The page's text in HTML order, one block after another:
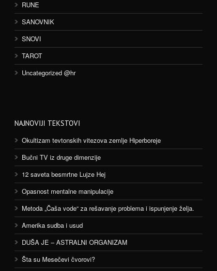
RUNE
SANOVNIK
SNOVI
TAROT
Uncategorized @hr
NAJNOVIJI TEKSTOVI
Okultizam tevtonskih vitezova zemlje Hiperboreje
Bučni TV iz druge dimenzije
12 saveta besmrtne Lujze Hej
Opasnost mentalne manipulacije
Metoda „Čaša vode“ za rešavanje problema i ispunjenje želja.
Amerika sudba i usud
DUŠA JE – ASTRALNI ORGANIZAM
Šta su Mesečevi čvorovi?